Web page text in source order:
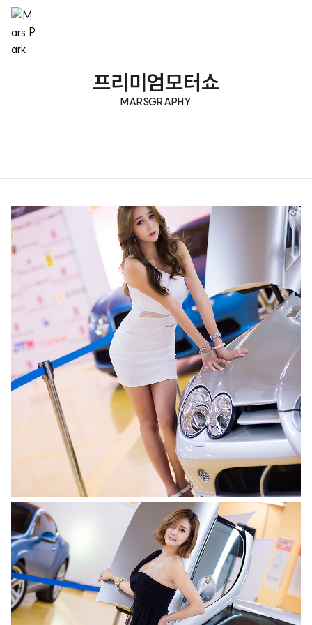
프리미엄모터쇼
MARSGRAPHY